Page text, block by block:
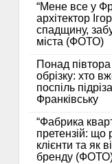
“Мене все у
архітектор
спадщину,
міста (ФОТО)
Понад
обрізку: хто
поспіль
Франківську
“Фабрика
претензій: що
клієнти та як
бренду